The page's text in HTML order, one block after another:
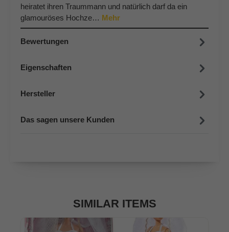
heiratet ihren Traummann und natürlich darf da ein
glamouröses Hochze… Mehr
Bewertungen
Eigenschaften
Hersteller
Das sagen unsere Kunden
SIMILAR ITEMS